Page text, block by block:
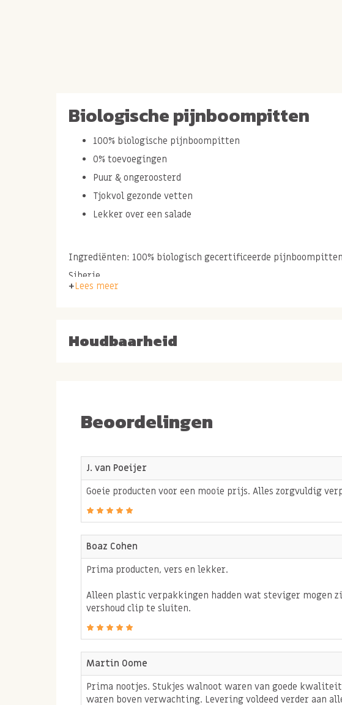
Biologische pijnboompitten
100% biologische pijnboompitten
0% toevoegingen
Puur & ongeroosterd
Tjokvol gezonde vetten
Lekker over een salade
Ingrediënten: 100% biologisch gecertificeerde
Siberie.
Biologische pijnboompitten
en lekker
Behalve lekker zijn pijnboompitten ook gezond. Dit komt
Gezonde onverzadigde enkelvoudige vetzuren bevatten.
zijn goed voor je hart-en bloedvaten maar ook voor je
Biologische pijnboompitten zijn een bron van vitamine
K ondersteunt de bloeddoorstroming en houdt mede je
Biologische pijnboompitten zijn doordat ze niet
steeds belangrijker om via voeding binnen te krijgen,
namelijk dat schadelijke invloeden in je lichaam
worden of onschadelijk worden gemaakt.
Pijnboompitten gebruiken
Het lekkerste smaken pijnboompitten wanneer je ze even kort
roostert in een pannetje. Strooi hierna de pijnboompitten
Lees meer
Houdbaarheid
Beoordelingen
J. van Poeijer
Goeie producten voor een mooie prijs. Alles zorgvuldig
Boaz Cohen
Prima producten, vers en lekker.
Alleen plastic verpakkingen hadden wat steviger mogen
vershoud clip te sluiten.
Martin Oome
Prima nootjes. Stukjes walnoot waren van goede
waren boven verwachting. Levering voldeed verder aan